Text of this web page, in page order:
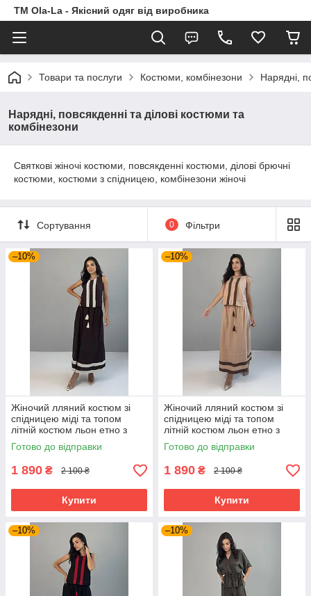
TM Ola-La - Якісний одяг від виробника
Товари та послуги Костюми, комбінезони Нарядні,
Нарядні, повсякденні та ділові костюми та
комбінезони
Святкові жіночі костюми, повсякденні костюми, ділові брючні
костюми, костюми з спідницею, комбінезони жіночі
Сортування 0 Фільтри
–10%
Жіночий лляний костюм зі
спідницею міді та топом
літній костюм льон етно з
мереживом преміум шоколад
44-50 розміри
Готово до відправки
1 890 ₴ 2 100 ₴
Купити
–10%
Жіночий лляний костюм зі
спідницею міді та топом
літній костюм льон етно з
мереживом преміум бежевий
44-50 розміри
Готово до відправки
1 890 ₴ 2 100 ₴
Купити
–10% –10%